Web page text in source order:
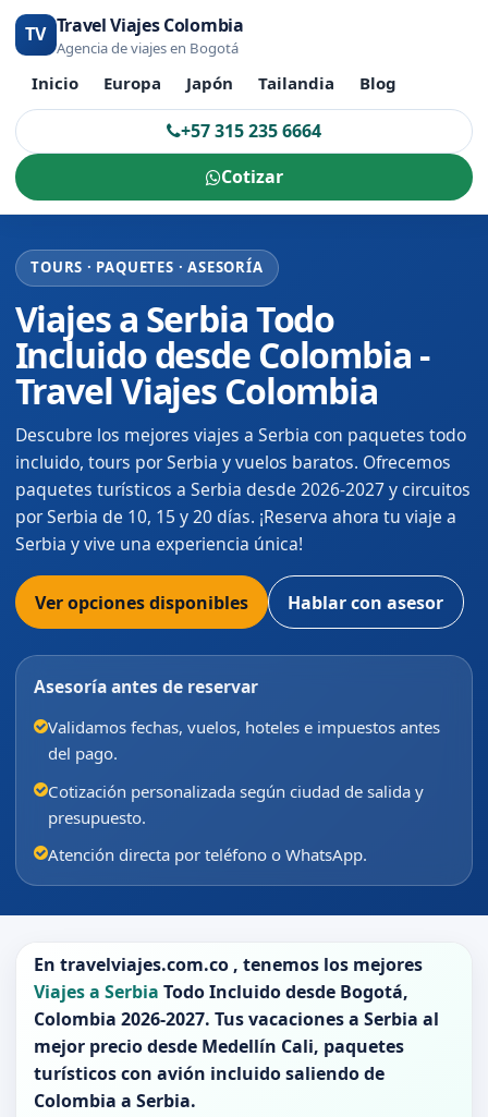
TV Travel Viajes Colombia
Agencia de viajes en Bogotá
Inicio Europa Japón Tailandia Blog
+57 315 235 6664
Cotizar
TOURS · PAQUETES · ASESORÍA
Viajes a Serbia Todo
Incluido desde Colombia -
Travel Viajes Colombia
Descubre los mejores viajes a Serbia con paquetes todo
incluido, tours por Serbia y vuelos baratos. Ofrecemos
paquetes turísticos a Serbia desde 2026-2027 y circuitos
por Serbia de 10, 15 y 20 días. ¡Reserva ahora tu viaje a
Serbia y vive una experiencia única!
Ver opciones disponibles Hablar con asesor
Asesoría antes de reservar
Validamos fechas, vuelos, hoteles e impuestos antes
del pago.
Cotización personalizada según ciudad de salida y
presupuesto.
Atención directa por teléfono o WhatsApp.
En travelviajes.com.co , tenemos los mejores
Viajes a Serbia Todo Incluido desde Bogotá,
Colombia 2026-2027. Tus vacaciones a Serbia al
mejor precio desde Medellín Cali, paquetes
turísticos con avión incluido saliendo de
Colombia a Serbia.